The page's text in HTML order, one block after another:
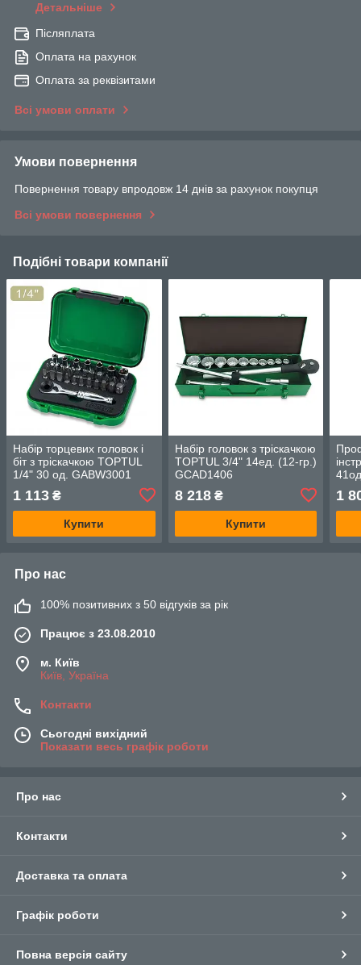
Детальніше
Післяплата
Оплата на рахунок
Оплата за реквізитами
Всі умови оплати
Умови повернення
Повернення товару впродовж 14 днів за рахунок покупця
Всі умови повернення
Подібні товари компанії
Набір торцевих головок і
біт з тріскачкою TOPTUL
1/4" 30 од. GABW3001
1 113 ₴
Купити
Набір головок з тріскачкою
TOPTUL 3/4" 14ед. (12-гр.)
GCAD1406
8 218₴
Купити
1
Про нас
100% позитивних з 50 відгуків за рік
Працює з 23.08.2010
м. Київ
Київ, Україна
Контакти
Сьогодні вихідний
Показати весь графік роботи
Про нас
Контакти
Доставка та оплата
Графік роботи
Повна версія сайту